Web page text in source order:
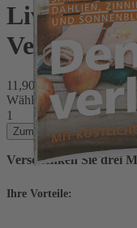
Living at
11,90 €
inkl. MwSt.
Wählen Sie die
1
Zum Warenkorb
Verschenken Sie drei
Ihre Vorteile: